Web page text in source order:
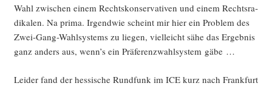
Wahl zwi­schen einem Rechts­kon­ser­va­ti­ven und einem Rechts­ra­
di­ka­len. Na pri­ma. Irgend­wie scheint mir hier ein Pro­blem des
Zwei-Gang-Wahl­sys­tems zu lie­gen, viel­leicht sähe das Ergeb­nis
ganz anders aus, wenn’s ein Prä­fe­renz­wahl­sys­tem gäbe …
Lei­der fand der hes­si­sche Rund­funk im ICE kurz nach Frank­furt